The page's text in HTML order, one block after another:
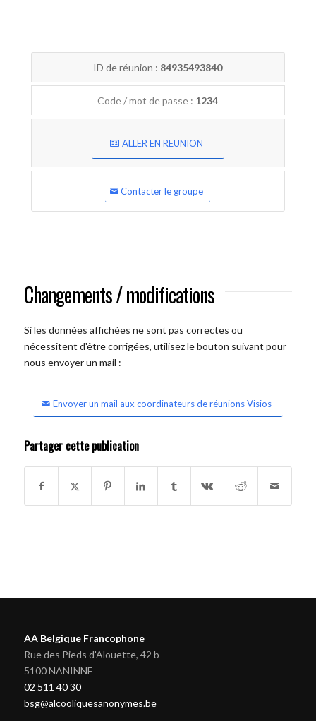
ID de réunion : 84935493840
Code / mot de passe : 1234
ALLER EN REUNION
Contacter le groupe
Changements / modifications
Si les données affichées ne sont pas correctes ou
nécessitent d'être corrigées, utilisez le bouton suivant pour
nous envoyer un mail :
Envoyer un mail aux coordinateurs de réunions Visios
Partager cette publication
AA Belgique Francophone
Rue des Pieds d'Alouette, 42 b
5100 NANINNE
02 511 40 30
bsg@alcooliquesanonymes.be